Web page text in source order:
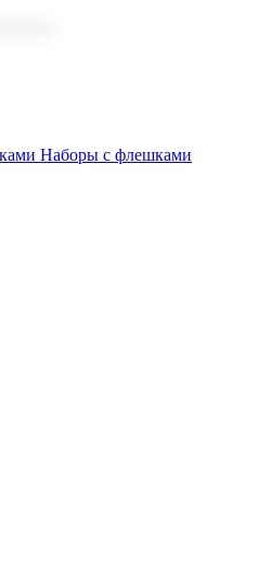
Наборы с флешками